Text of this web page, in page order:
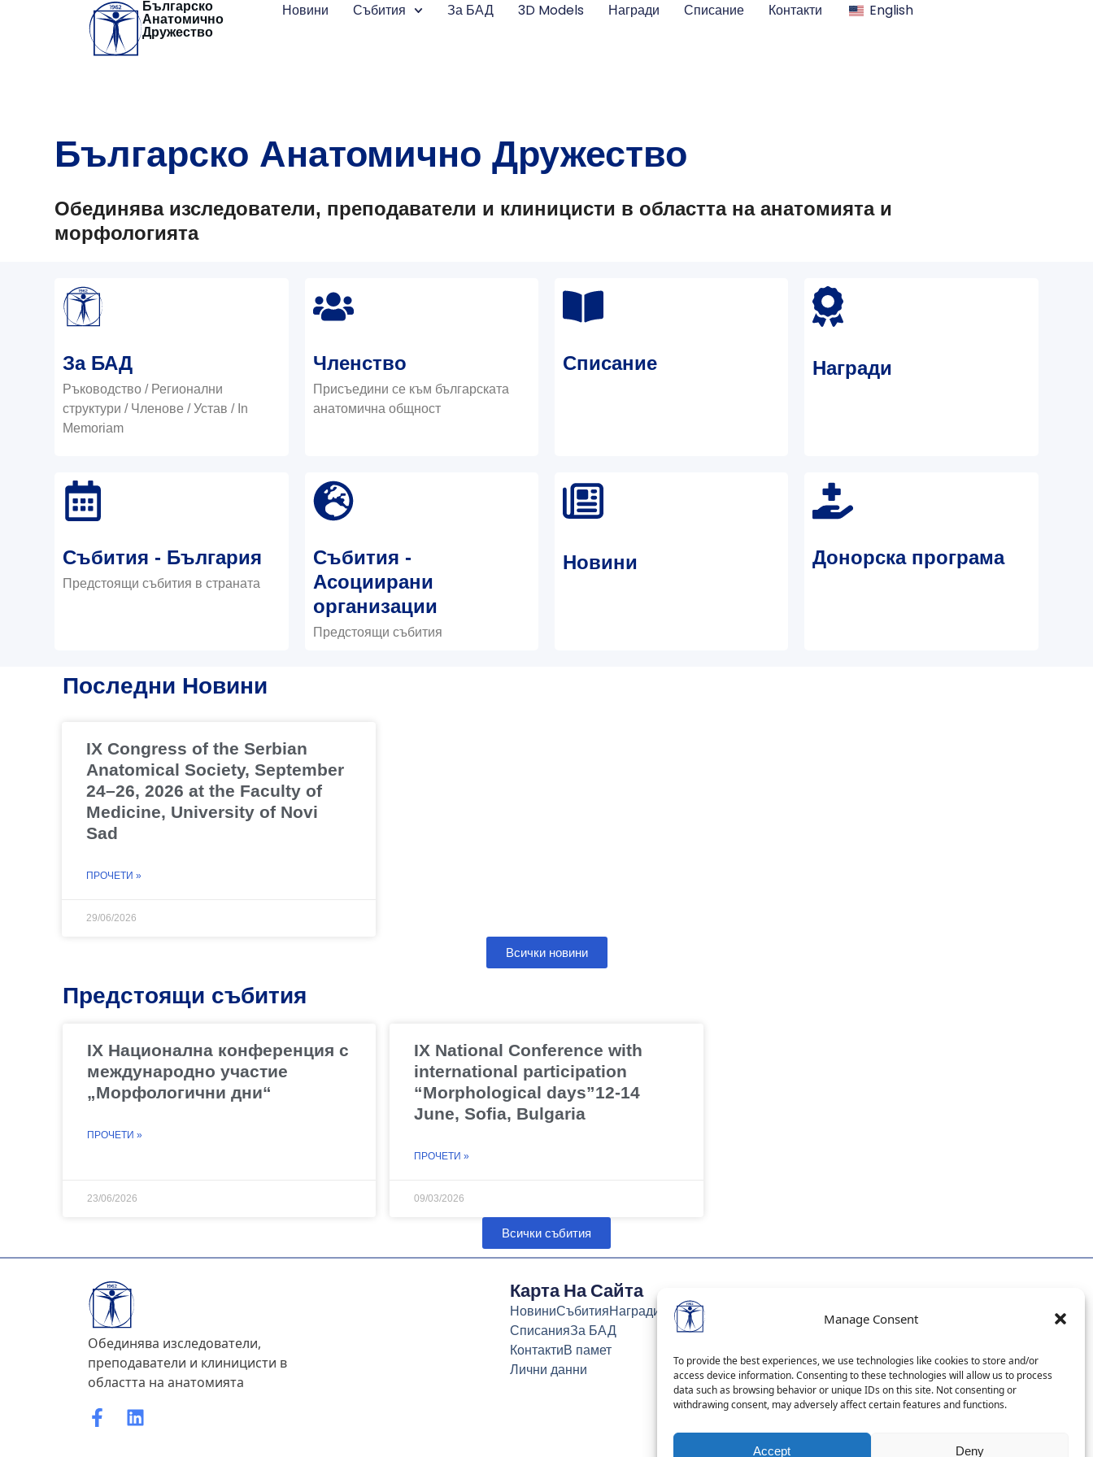
Manage Consent
To provide the best experiences, we use technologies like cookies to store and/or
access device information. Consenting to these technologies will allow us to process
data such as browsing behavior or unique IDs on this site. Not consenting or
withdrawing consent, may adversely affect certain features and functions.
Accept Deny
Българско
Анатомично
Дружество
Новини Събития За БАД 3D Models Награди Списание Контакти English
Българско Анатомично Дружество
Обединява изследователи, преподаватели и клиницисти в областта на анатомията и
морфологията
За БАД
Ръководство / Регионални
структури / Членове / Устав / In
Memoriam
Членство
Присъедини се към българската
анатомична общност
Новини
Списание Награди
Донорска програма
Събития - България
Предстоящи събития в страната
Събития -
Асоциирани
организации
Предстоящи събития
Последни Новини
IX Congress of the Serbian
Anatomical Society, September
24–26, 2026 at the Faculty of
Medicine, University of Novi
Sad
ПРОЧЕТИ »
29/06/2026
Всички новини
Предстоящи събития
IX Национална конференция с
международно участие
„Морфологични дни“
ПРОЧЕТИ »
23/06/2026
IX National Conference with
international participation
“Morphological days”12-14
June, Sofia, Bulgaria
ПРОЧЕТИ »
09/03/2026
Всички събития
Обединява изследователи,
преподаватели и клиницисти в
областта на анатомията
Карта На Сайта
НовиниСъбитияНагради
СписанияЗа БАД
КонтактиВ памет
Лични данни